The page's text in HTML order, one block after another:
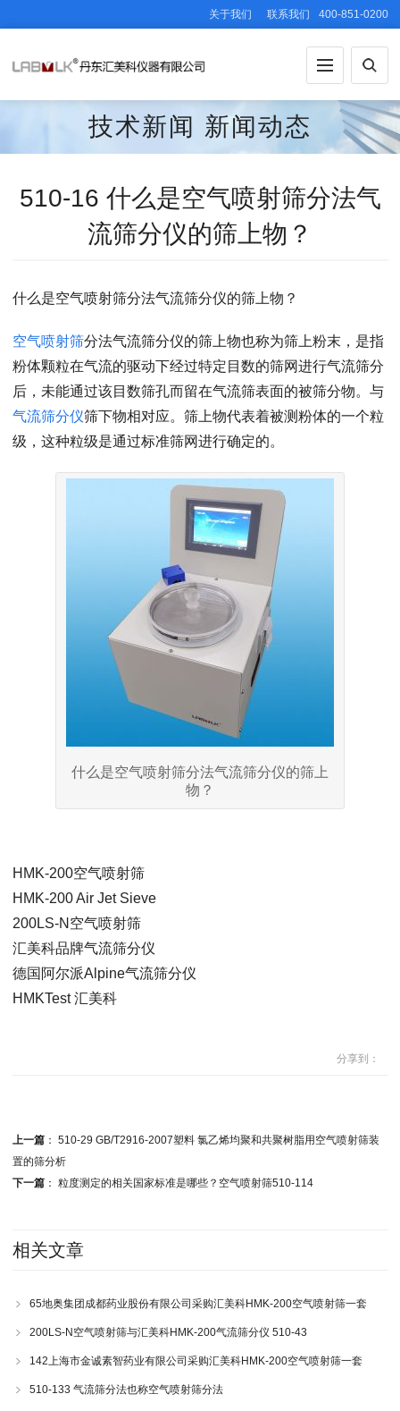
关于我们 联系我们 400-851-0200
技术新闻 新闻动态
510-16 什么是空气喷射筛分法气
流筛分仪的筛上物？
什么是空气喷射筛分法气流筛分仪的筛上物？
空气喷射筛分法气流筛分仪的筛上物也称为筛上粉末，是指
粉体颗粒在气流的驱动下经过特定目数的筛网进行气流筛分
后，未能通过该目数筛孔而留在气流筛表面的被筛分物。与
气流筛分仪筛下物相对应。筛上物代表着被测粉体的一个粒
级，这种粒级是通过标准筛网进行确定的。
什么是空气喷射筛分法气流筛分仪的筛上
物？
HMK-200空气喷射筛
HMK-200 Air Jet Sieve
200LS-N空气喷射筛
汇美科品牌气流筛分仪
德国阿尔派Alpine气流筛分仪
HMKTest 汇美科
分享到：
上一篇： 510-29 GB/T2916-2007塑料 氯乙烯均聚和共聚树脂用空气喷射筛装
置的筛分析
下一篇： 粒度测定的相关国家标准是哪些？空气喷射筛510-114
相关文章
65地奥集团成都药业股份有限公司采购汇美科HMK-200空气喷射筛一套
200LS-N空气喷射筛与汇美科HMK-200气流筛分仪 510-43
142上海市金诚素智药业有限公司采购汇美科HMK-200空气喷射筛一套
510-133 气流筛分法也称空气喷射筛分法